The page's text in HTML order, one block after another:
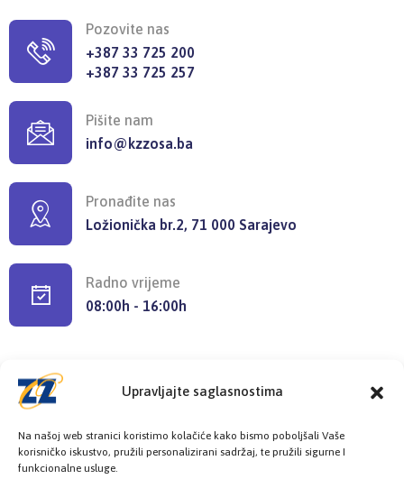
Upravljajte saglasnostima
Na našoj web stranici koristimo kolačiće kako bismo poboljšali Vaše
korisničko iskustvo, pružili personalizirani sadržaj, te pružili sigurne I
funkcionalne usluge.
Pozovite nas
+387 33 725 200
+387 33 725 257
Pišite nam
info@kzzosa.ba
Pronađite nas
Ložionička br.2, 71 000 Sarajevo
Radno vrijeme
08:00h - 16:00h
Provjerite status vaše elektronske
zdravstvene kartice